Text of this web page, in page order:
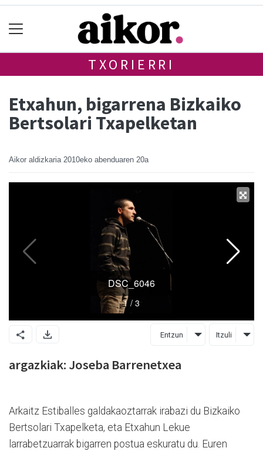
TXORIERRI
Etxahun, bigarrena Bizkaiko
Bertsolari Txapelketan
Aikor aldizkaria 2010eko abenduaren 20a
Entzun Itzuli
argazkiak: Joseba Barrenetxea
Arkaitz Estiballes galdakaoztarrak irabazi du Bizkaiko
Bertsolari Txapelketa, eta Etxahun Lekue
larrabetzuarrak bigarren postua eskuratu du. Euren